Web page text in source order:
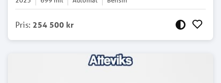
Pris: 254 500 kr